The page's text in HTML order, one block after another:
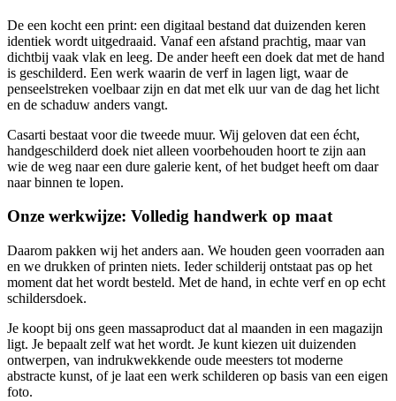
De een kocht een print: een digitaal bestand dat duizenden keren
identiek wordt uitgedraaid. Vanaf een afstand prachtig, maar van
dichtbij vaak vlak en leeg. De ander heeft een doek dat met de hand
is geschilderd. Een werk waarin de verf in lagen ligt, waar de
penseelstreken voelbaar zijn en dat met elk uur van de dag het licht
en de schaduw anders vangt.
Casarti bestaat voor die tweede muur. Wij geloven dat een écht,
handgeschilderd doek niet alleen voorbehouden hoort te zijn aan
wie de weg naar een dure galerie kent, of het budget heeft om daar
naar binnen te lopen.
Onze werkwijze: Volledig handwerk op maat
Daarom pakken wij het anders aan. We houden geen voorraden aan
en we drukken of printen niets. Ieder schilderij ontstaat pas op het
moment dat het wordt besteld. Met de hand, in echte verf en op echt
schildersdoek.
Je koopt bij ons geen massaproduct dat al maanden in een magazijn
ligt. Je bepaalt zelf wat het wordt. Je kunt kiezen uit duizenden
ontwerpen, van indrukwekkende oude meesters tot moderne
abstracte kunst, of je laat een werk schilderen op basis van een eigen
foto.